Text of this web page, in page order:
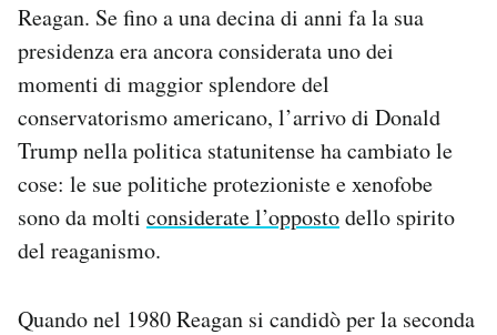
Reagan. Se fino a una decina di anni fa la sua
presidenza era ancora considerata uno dei
momenti di maggior splendore del
conservatorismo americano, l’arrivo di Donald
Trump nella politica statunitense ha cambiato le
cose: le sue politiche protezioniste e xenofobe
sono da molti considerate l’oppostodello spirito
del reaganismo.
Quando nel 1980 Reagan si candidò per la seconda